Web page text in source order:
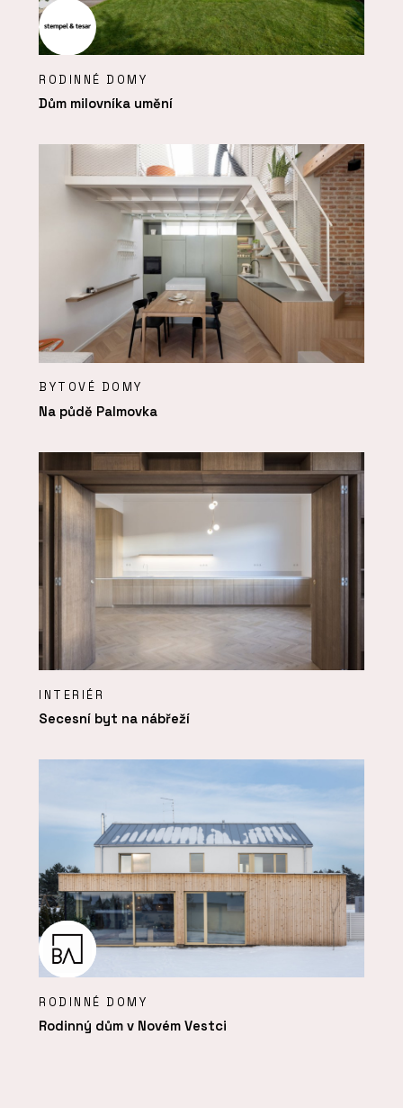
RODINNÉ DOMY
Dům milovníka umění
BYTOVÉ DOMY
Na půdě Palmovka
INTERIÉR
Secesní byt na nábřeží
RODINNÉ DOMY
Rodinný dům v Novém Vestci